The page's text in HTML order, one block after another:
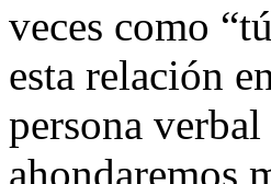
veces como
esta relación
persona
ahondaremos